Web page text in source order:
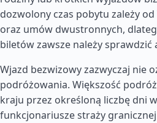
dozwolony czas pobytu zależy
oraz umów dwustronnych,
biletów zawsze należy sprawdzić
Wjazd bezwizowy zazwyczaj nie
podróżowania. Większość
kraju przez określoną liczbę dni
funkcjonariusze straży